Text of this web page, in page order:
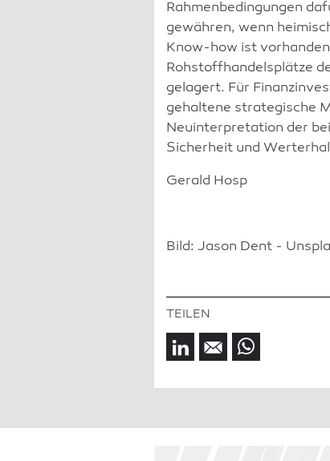
Rahmenbedingungen
gewähren, wenn
Know-how ist
Rohstoffhandelsplätze
gelagert. Für
gehaltene strategische
Neuinterpretation der
Sicherheit und
Gerald Hosp
Bild: Jason Dent -